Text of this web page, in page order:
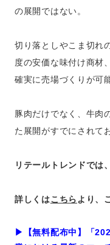
の展開ではない。
切り落としやこま切れ
度の安価な味付け商材
確実に売場づくりが可
豚肉だけでなく、牛肉
た展開がすでにされて
リテールトレンドでは
詳しくはこちらより、
▶︎【無料配布中】「